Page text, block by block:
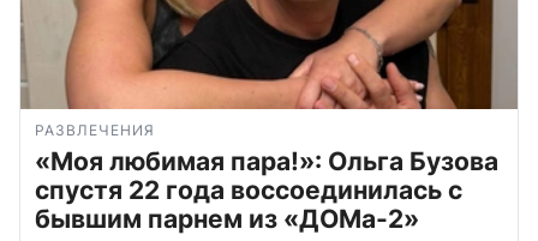
РАЗВЛЕЧЕНИЯ
«Моя любимая пара!»: Ольга Бузова
спустя 22 года воссоединилась с
бывшим парнем из «ДОМа-2»